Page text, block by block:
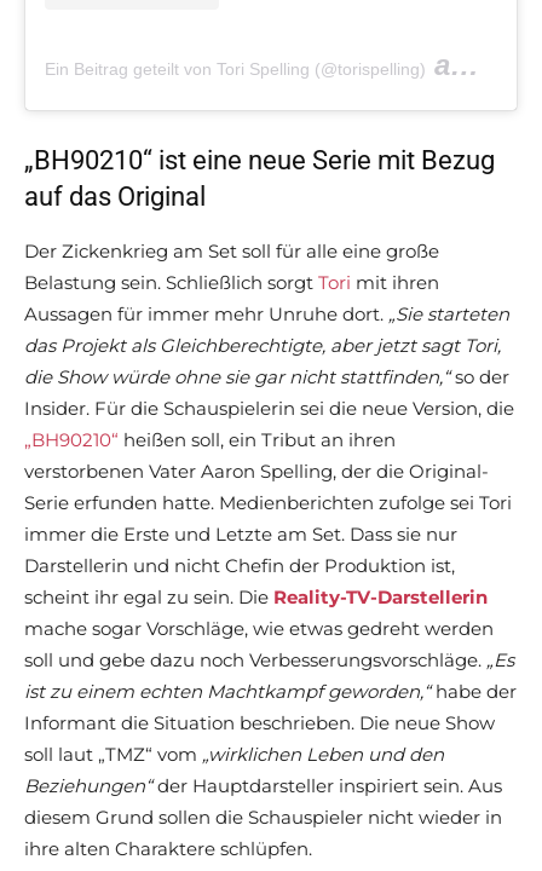
Ein Beitrag geteilt von Tori Spelling (@torispelling) am
„BH90210“ ist eine neue Serie mit Bezug
auf das Original
Der Zickenkrieg am Set soll für alle eine große
Belastung sein. Schließlich sorgt Tori mit ihren
Aussagen für immer mehr Unruhe dort. „Sie starteten
das Projekt als Gleichberechtigte, aber jetzt sagt Tori,
die Show würde ohne sie gar nicht stattfinden,“so der
Insider. Für die Schauspielerin sei die neue Version, die
„BH90210“ heißen soll, ein Tribut an ihren
verstorbenen Vater Aaron Spelling, der die Original-
Serie erfunden hatte. Medienberichten zufolge sei Tori
immer die Erste und Letzte am Set. Dass sie nur
Darstellerin und nicht Chefin der Produktion ist,
scheint ihr egal zu sein. Die Reality-TV-Darstellerin
mache sogar Vorschläge, wie etwas gedreht werden
soll und gebe dazu noch Verbesserungsvorschläge. „Es
ist zu einem echten Machtkampf geworden,“habe der
Informant die Situation beschrieben. Die neue Show
soll laut „TMZ“ vom „wirklichen Leben und den
Beziehungen“der Hauptdarsteller inspiriert sein. Aus
diesem Grund sollen die Schauspieler nicht wieder in
ihre alten Charaktere schlüpfen.